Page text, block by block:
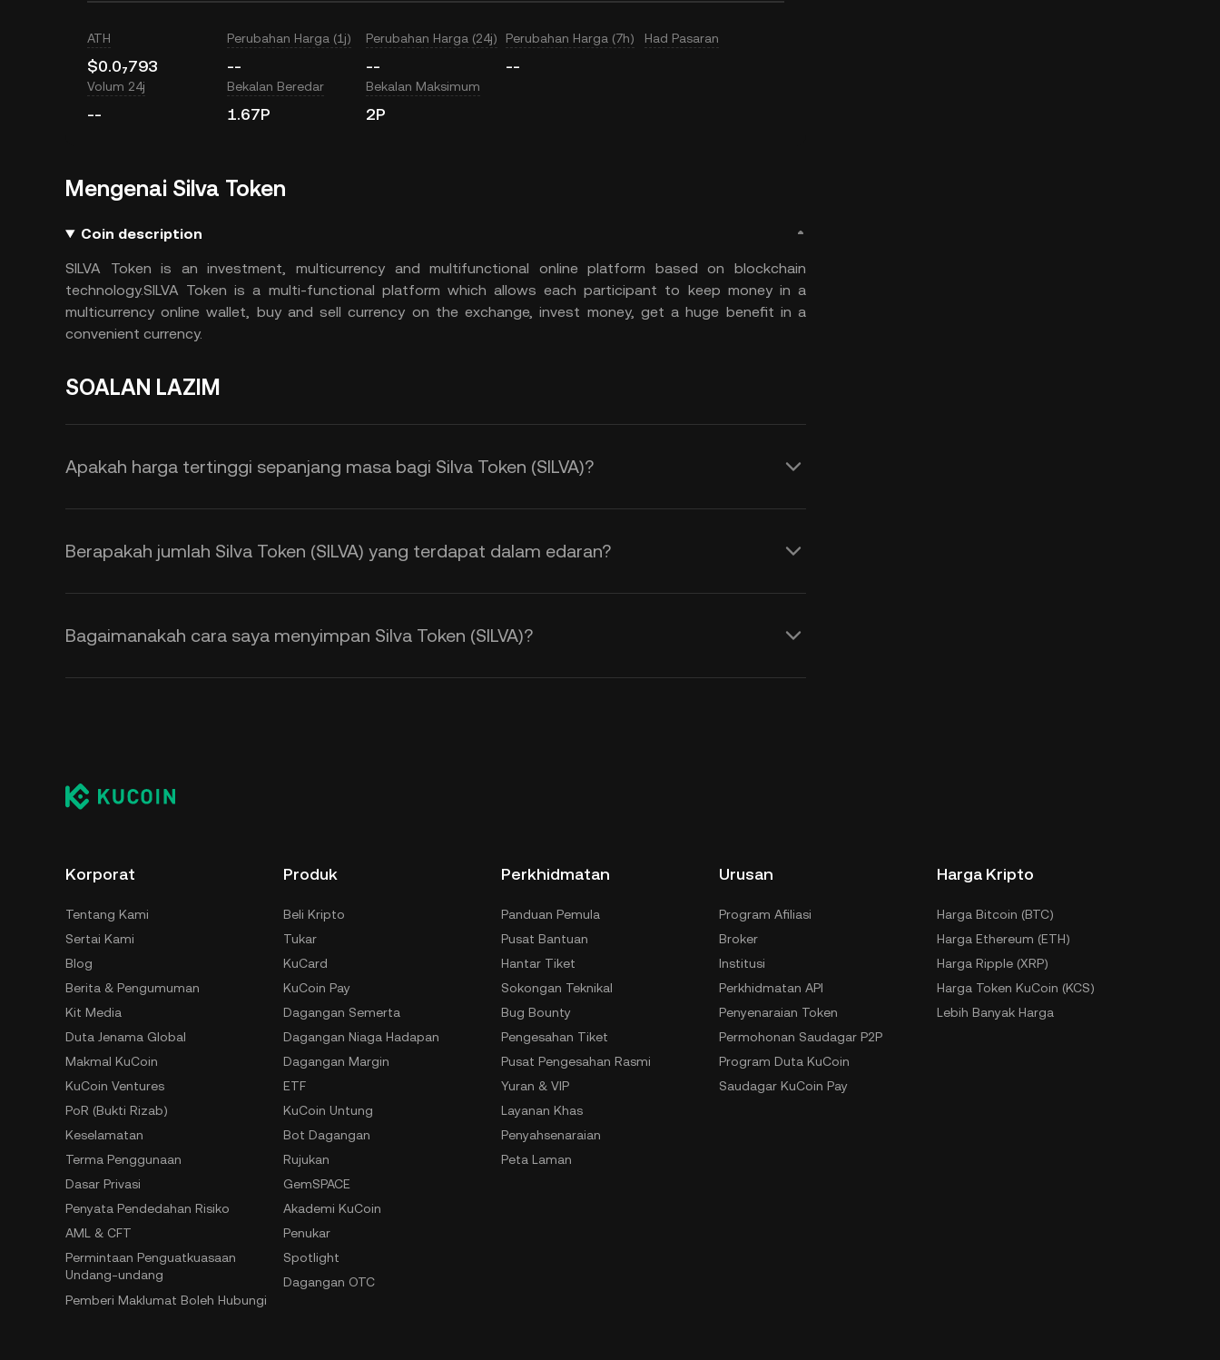
ATH
$0.0₇793
Perubahan Harga (1j)
--
Perubahan Harga (24j)
--
Perubahan Harga (7h)
--
Had Pasaran
Volum 24j
--
Bekalan Beredar
1.67P
Bekalan Maksimum
2P
Mengenai Silva Token
Coin description
SILVA Token is an investment, multicurrency and multifunctional online platform based on blockchain
technology.SILVA Token is a multi-functional platform which allows each participant to keep money in a
multicurrency online wallet, buy and sell currency on the exchange, invest money, get a huge benefit in a
convenient currency.
SOALAN LAZIM
Apakah harga tertinggi sepanjang masa bagi Silva Token (SILVA)?
Berapakah jumlah Silva Token (SILVA) yang terdapat dalam edaran?
Bagaimanakah cara saya menyimpan Silva Token (SILVA)?
Korporat
Tentang Kami
Sertai Kami
Blog
Berita & Pengumuman
Kit Media
Duta Jenama Global
Makmal KuCoin
KuCoin Ventures
PoR (Bukti Rizab)
Keselamatan
Terma Penggunaan
Dasar Privasi
Penyata Pendedahan Risiko
AML & CFT
Permintaan Penguatkuasaan
Undang-undang
Pemberi Maklumat Boleh Hubungi
Produk
Beli Kripto
Tukar
KuCard
KuCoin Pay
Dagangan Semerta
Dagangan Niaga Hadapan
Dagangan Margin
ETF
KuCoin Untung
Bot Dagangan
Rujukan
GemSPACE
Akademi KuCoin
Penukar
Spotlight
Dagangan OTC
Perkhidmatan
Panduan Pemula
Pusat Bantuan
Hantar Tiket
Sokongan Teknikal
Bug Bounty
Pengesahan Tiket
Pusat Pengesahan Rasmi
Yuran & VIP
Layanan Khas
Penyahsenaraian
Peta Laman
Urusan
Program Afiliasi
Broker
Institusi
Perkhidmatan API
Penyenaraian Token
Permohonan Saudagar P2P
Program Duta KuCoin
Saudagar KuCoin Pay
Harga Kripto
Harga Bitcoin (BTC)
Harga Ethereum (ETH)
Harga Ripple (XRP)
Harga Token KuCoin (KCS)
Lebih Banyak Harga